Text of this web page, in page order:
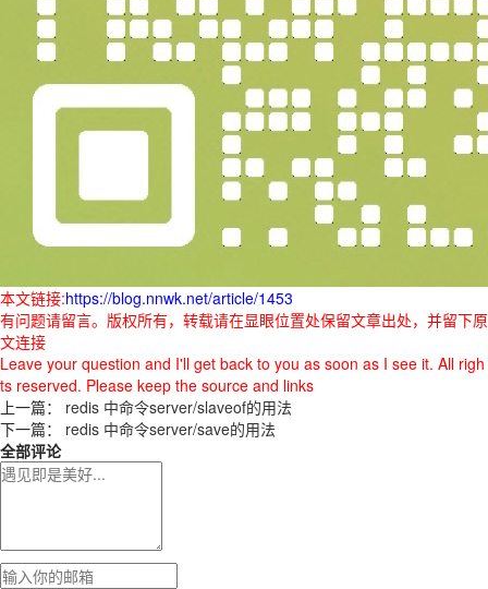
本文链接:https://blog.nnwk.net/article/1453
有问题请留言。版权所有，转载请在显眼位置处保留文章出处，并留下原
文连接
Leave your question and I'll get back to you as soon as I see it. All righ
ts reserved. Please keep the source and links
上一篇： redis 中命令server/slaveof的用法
下一篇： redis 中命令server/save的用法
全部评论